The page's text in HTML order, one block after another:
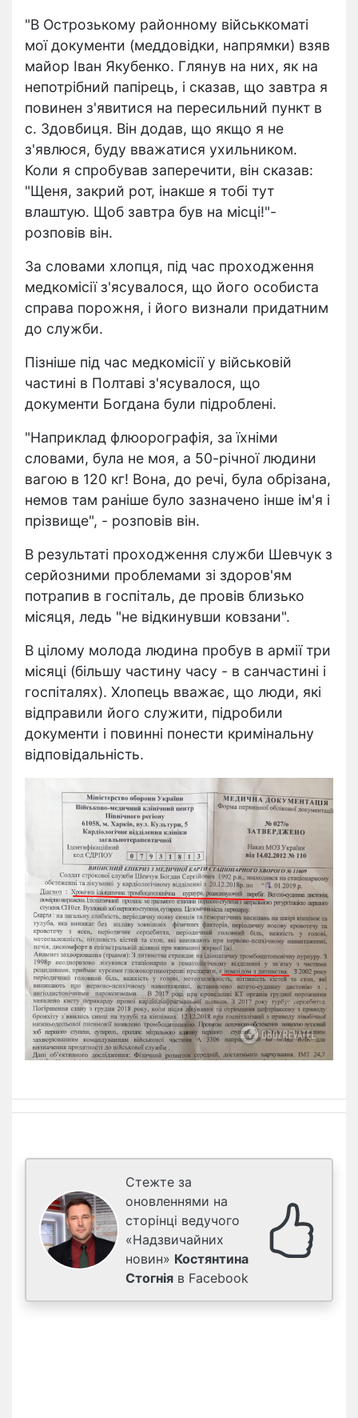
"В Острозькому районному військкоматі
мої документи (меддовідки, напрямки) взяв
майор Іван Якубенко. Глянув на них, як на
непотрібний папірець, і сказав, що завтра я
повинен з'явитися на пересильний пункт в
с. Здовбиця. Він додав, що якщо я не
з'явлюся, буду вважатися ухильником.
Коли я спробував заперечити, він сказав:
"Щеня, закрий рот, інакше я тобі тут
влаштую. Щоб завтра був на місці!"-
розповів він.
За словами хлопця, під час проходження
медкомісії з'ясувалося, що його особиста
справа порожня, і його визнали придатним
до служби.
Пізніше під час медкомісії у військовій
частині в Полтаві з'ясувалося, що
документи Богдана були підроблені.
"Наприклад флюорографія, за їхніми
словами, була не моя, а 50-річної людини
вагою в 120 кг! Вона, до речі, була обрізана,
немов там раніше було зазначено інше ім'я і
прізвище", - розповів він.
В результаті проходження служби Шевчук з
серйозними проблемами зі здоров'ям
потрапив в госпіталь, де провів близько
місяця, ледь "не відкинувши ковзани".
В цілому молода людина пробув в армії три
місяці (більшу частину часу - в санчастині і
госпіталях). Хлопець вважає, що люди, які
відправили його служити, підробили
документи і повинні понести кримінальну
відповідальність.
Стежте за
оновленнями на
сторінці ведучого
«Надзвичайних
новин» Костянтина
Стогнія в Facebook